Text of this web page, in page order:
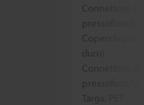
Connettore
pressofuso/
Coperchio
duro)
Connettore
pressofuso/
Targa: PET